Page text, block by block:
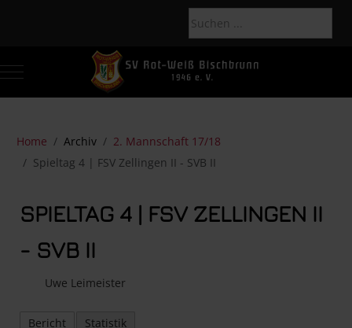
Mobile Menu Toggle
Home Archiv
2. Mannschaft 17/18
Spieltag 4 | FSV Zellingen II - SVB II
SPIELTAG 4 | FSV ZELLINGEN II
- SVB II
Uwe Leimeister
Bericht Statistik